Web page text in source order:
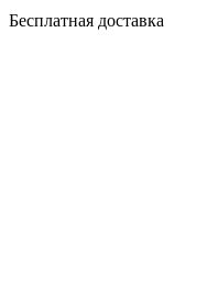
Бесплатная доставка